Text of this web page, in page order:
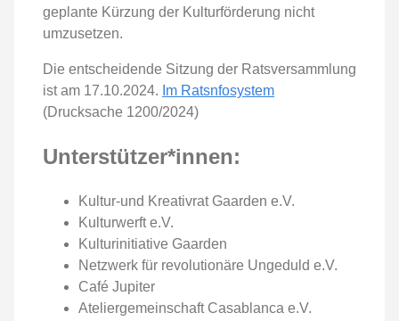
geplante Kürzung der Kulturförderung nicht
umzusetzen.
Die entscheidende Sitzung der Ratsversammlung
ist am 17.10.2024. Im Ratsnfosystem
(Drucksache 1200/2024)
Unterstützer*innen:
Kultur-und Kreativrat Gaarden e.V.
Kulturwerft e.V.
Kulturinitiative Gaarden
Netzwerk für revolutionäre Ungeduld e.V.
Café Jupiter
Ateliergemeinschaft Casablanca e.V.